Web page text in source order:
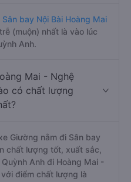
bay Nội Bài Hoàng Mai
(muộn) nhất là vào lúc
Anh.
Mai - Nghệ
có chất lượng
Giường nằm đi Sân bay
chất lượng tốt, xuất sắc,
Anh đi Hoàng Mai -
điểm chất lượng là